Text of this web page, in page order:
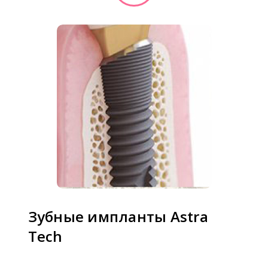
Зубные импланты Astra
Tech